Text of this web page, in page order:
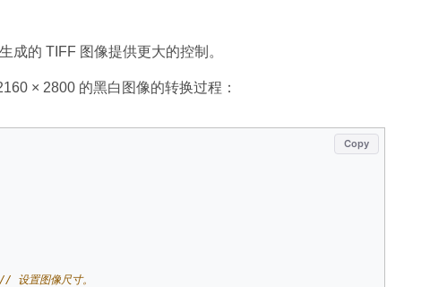
的 TIFF 图像提供更大的控制。
× 2800 的黑白图像的转换过程：
Copy
// 设置图像尺寸。